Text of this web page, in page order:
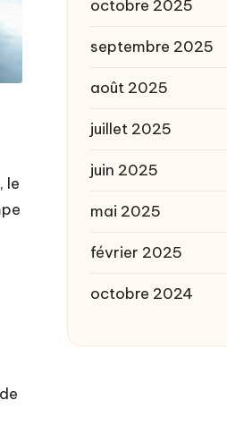
le
octobre 2025
septembre 2025
août 2025
juillet 2025
juin 2025
mai 2025
février 2025
octobre 2024